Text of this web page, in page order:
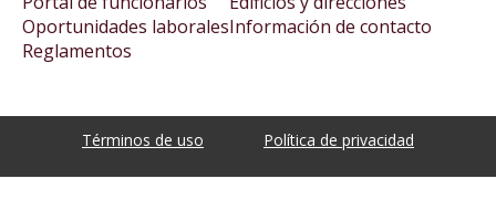
Oportunidades laborales
Reglamentos
Información de contacto
Términos de uso Política de privacidad